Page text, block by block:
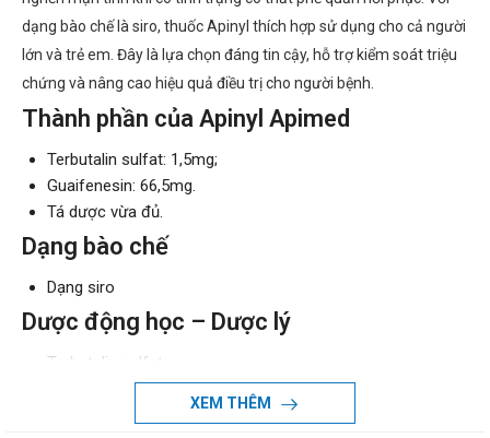
dạng bào chế là siro, thuốc Apinyl thích hợp sử dụng cho cả người
lớn và trẻ em. Đây là lựa chọn đáng tin cậy, hỗ trợ kiểm soát triệu
chứng và nâng cao hiệu quả điều trị cho người bệnh.
Thành phần của Apinyl Apimed
Terbutalin sulfat: 1,5mg;
Guaifenesin: 66,5mg.
Tá dược vừa đủ.
Dạng bào chế
Dạng siro
Dược động học – Dược lý
Terbutalin sulfat:
Hấp thu: Sinh khả dụng đường uống khoảng 33–50%.
Tác dụng giãn phế quản xuất hiện sau ~30 phút, đạt tối
XEM THÊM